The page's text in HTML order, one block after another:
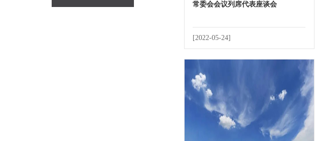
常委会会议列席代表座谈会
[2022-05-24]